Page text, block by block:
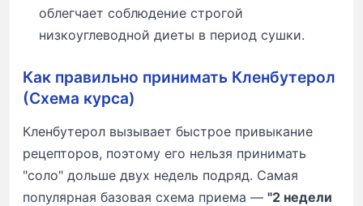
облегчает соблюдение строгой
низкоуглеводной диеты в период сушки.
Как правильно принимать Кленбутерол
(Схема курса)
Кленбутерол вызывает быстрое привыкание
рецепторов, поэтому его нельзя принимать
"соло" дольше двух недель подряд. Самая
популярная базовая схема приема — "2 недели